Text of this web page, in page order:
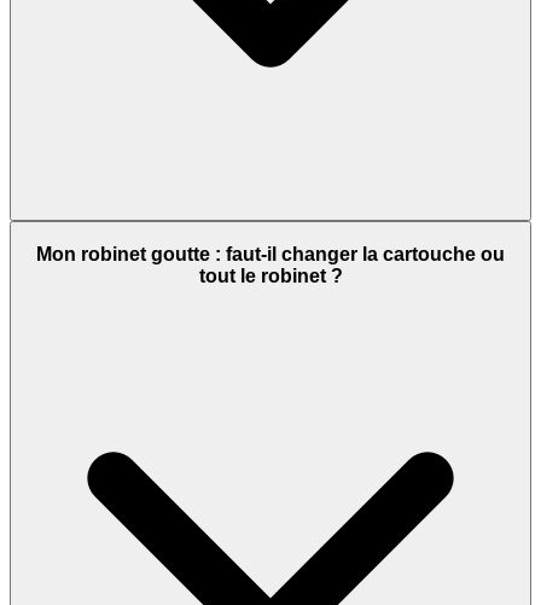
Mon robinet goutte : faut-il changer la cartouche ou
tout le robinet ?